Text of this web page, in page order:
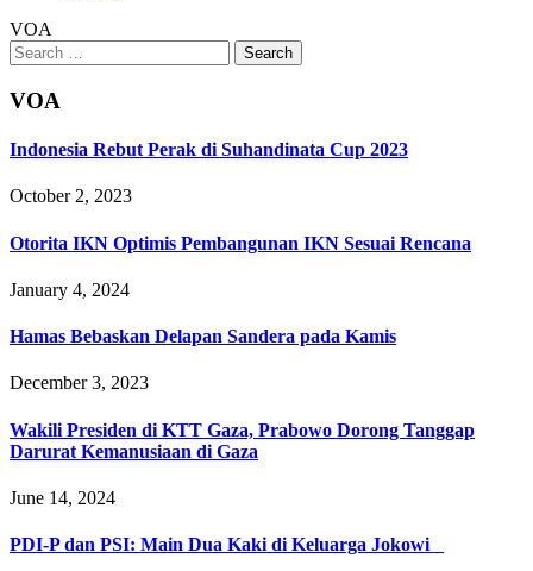
VOA
Search
for:
VOA
Indonesia Rebut Perak di Suhandinata Cup 2023
October 2, 2023
Otorita IKN Optimis Pembangunan IKN Sesuai Rencana
January 4, 2024
Hamas Bebaskan Delapan Sandera pada Kamis
December 3, 2023
Wakili Presiden di KTT Gaza, Prabowo Dorong Tanggap
Darurat Kemanusiaan di Gaza
June 14, 2024
PDI-P dan PSI: Main Dua Kaki di Keluarga Jokowi